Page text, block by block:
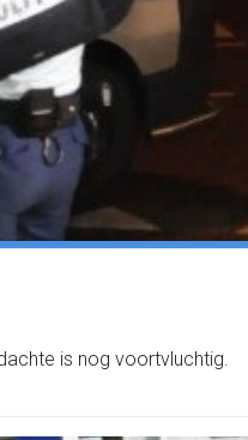
is nog voortvluchtig.